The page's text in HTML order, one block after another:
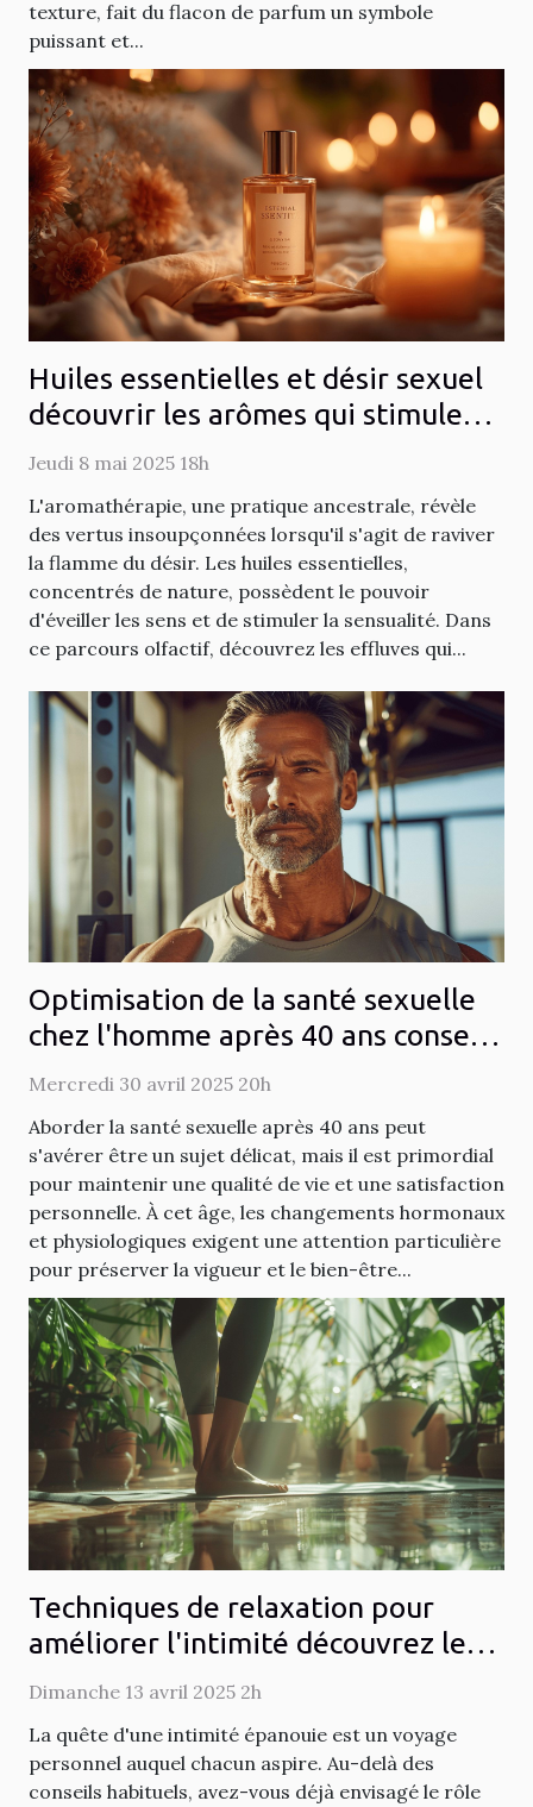
texture, fait du flacon de parfum un symbole
puissant et...
Huiles essentielles et désir sexuel
découvrir les arômes qui stimulent
la sensualité
Jeudi 8 mai 2025 18h
L'aromathérapie, une pratique ancestrale, révèle
des vertus insoupçonnées lorsqu'il s'agit de raviver
la flamme du désir. Les huiles essentielles,
concentrés de nature, possèdent le pouvoir
d'éveiller les sens et de stimuler la sensualité. Dans
ce parcours olfactif, découvrez les effluves qui...
Optimisation de la santé sexuelle
chez l'homme après 40 ans conseils
et stratégies pour une libido
Mercredi 30 avril 2025 20h
Aborder la santé sexuelle après 40 ans peut
s'avérer être un sujet délicat, mais il est primordial
pour maintenir une qualité de vie et une satisfaction
personnelle. À cet âge, les changements hormonaux
et physiologiques exigent une attention particulière
pour préserver la vigueur et le bien-être...
Techniques de relaxation pour
améliorer l'intimité découvrez le
pouvoir du yoga et de la méditation
Dimanche 13 avril 2025 2h
La quête d'une intimité épanouie est un voyage
personnel auquel chacun aspire. Au-delà des
conseils habituels, avez-vous déjà envisagé le rôle